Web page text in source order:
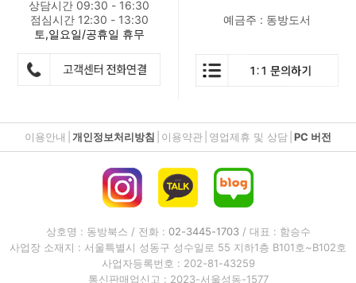
상담시간 09:30 - 16:30
점심시간 12:30 - 13:30
토,일요일/공휴일 휴무
예금주 : 동방도서
이용안내 개인정보처리방침 이용약관 영업제휴 및 상담 PC 버전
상호명 : 동방북스 / 전화 : 02-3445-1703/ 대표 : 함승수
사업장 소재지 : 서울특별시 성동구 성수일로 55 지하1층 B101호~B102호
사업자등록번호 : 202-81-43259
통신판매업신고 : 2023-서울성동-1577